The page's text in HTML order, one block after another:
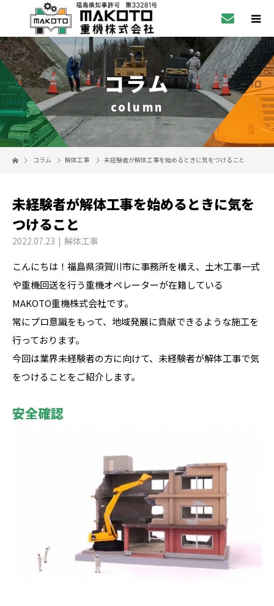
コラム
column
コラム 解体工事 未経験者が解体工事を始めるときに気をつけること
未経験者が解体工事を始めるときに気を
つけること
2022.07.23 解体工事
こんにちは！福島県須賀川市に事務所を構え、土木工事一式
や重機回送を行う重機オペレーターが在籍している
MAKOTO重機株式会社です。
常にプロ意識をもって、地域発展に貢献できるような施工を
行っております。
今回は業界未経験者の方に向けて、未経験者が解体工事で気
をつけることをご紹介します。
安全確認